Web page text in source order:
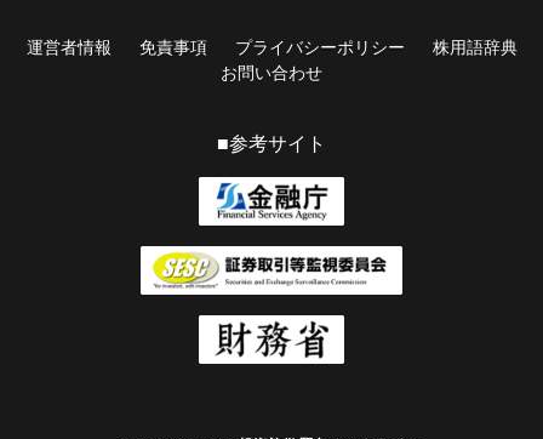
運営者情報 免責事項 プライバシーポリシー
株用語辞典
お問い合わせ
■参考サイト